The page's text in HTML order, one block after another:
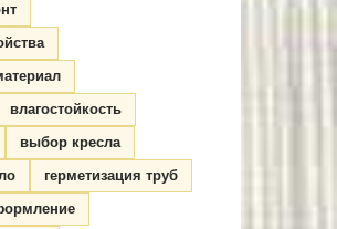
влагостойкость
выбор кресла
герметизация труб